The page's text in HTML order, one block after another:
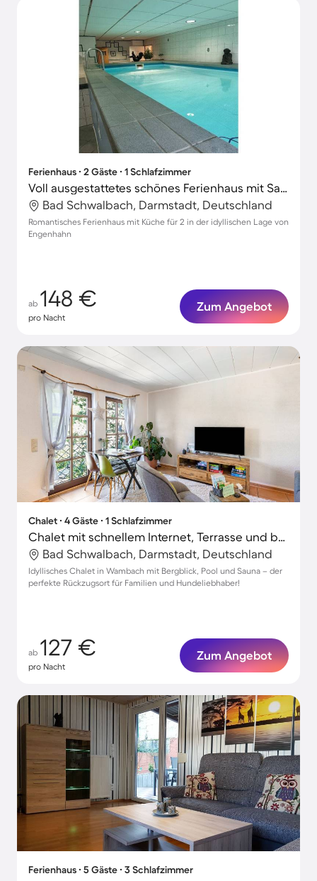
Ferienhaus ∙ 2 Gäste ∙ 1 Schlafzimmer
Voll ausgestattetes schönes Ferienhaus mit Sauna
Bad Schwalbach, Darmstadt, Deutschland
Romantisches Ferienhaus mit Küche für 2 in der idyllischen Lage von
Engenhahn
ab 148 €
pro Nacht
Zum Angebot
Chalet ∙ 4 Gäste ∙ 1 Schlafzimmer
Chalet mit schnellem Internet, Terrasse und beheiztem Pool | Gartenblick
Bad Schwalbach, Darmstadt, Deutschland
Idyllisches Chalet in Wambach mit Bergblick, Pool und Sauna – der
perfekte Rückzugsort für Familien und Hundeliebhaber!
ab 127 €
pro Nacht
Zum Angebot
Ferienhaus ∙ 5 Gäste ∙ 3 Schlafzimmer